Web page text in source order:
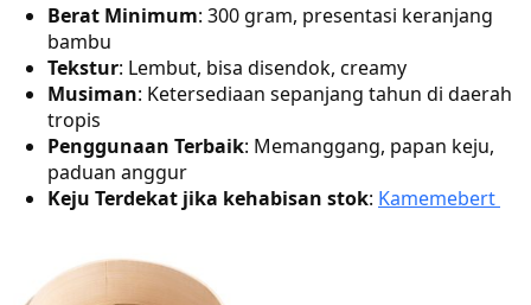
Berat Minimum: 300 gram, presentasi keranjang
bambu
Tekstur: Lembut, bisa disendok, creamy
Musiman: Ketersediaan sepanjang tahun di daerah
tropis
Penggunaan Terbaik: Memanggang, papan keju,
paduan anggur
Keju Terdekat jika kehabisan stok: Kamemebert